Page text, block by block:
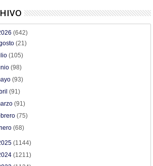
(642)
(21)
(105)
(98)
(93)
(91)
(91)
(75)
(68)
(1144)
(1211)